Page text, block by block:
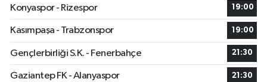
Konyaspor - Rizespor
19:00
Kasımpaşa - Trabzonspor 19:00
Gençlerbirliği S.K. - Fenerbahçe 21:30
Gaziantep FK - Alanyaspor 21:30